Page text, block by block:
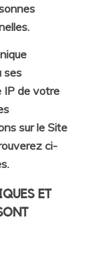
ses
IP de votre
sur le Site
ci-
ET